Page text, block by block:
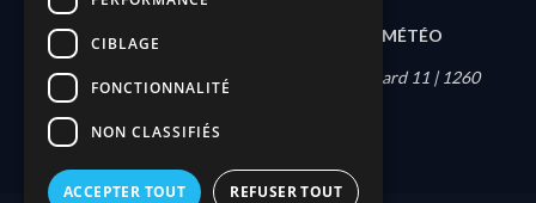
DEVENIR MEMBRE MÉTÉO
Société nautique de Nyon | Quai Louis-Bonnard 11 | 1260
CIBLAGE
FONCTIONNALITÉ
NON CLASSIFIÉS
ACCEPTER TOUT REFUSER TOUT